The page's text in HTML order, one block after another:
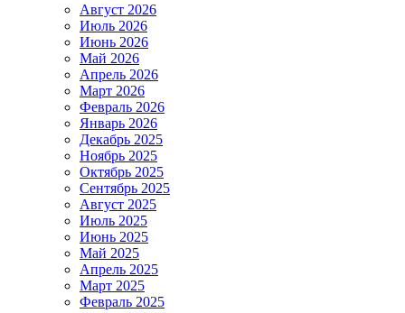
Август 2026
Июль 2026
Июнь 2026
Май 2026
Апрель 2026
Март 2026
Февраль 2026
Январь 2026
Декабрь 2025
Ноябрь 2025
Октябрь 2025
Сентябрь 2025
Август 2025
Июль 2025
Июнь 2025
Май 2025
Апрель 2025
Март 2025
Февраль 2025